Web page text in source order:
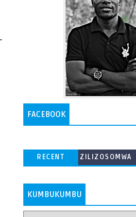
FACEBOOK
RECENT
ZILIZOSOMWA
KUMBUKUMBU